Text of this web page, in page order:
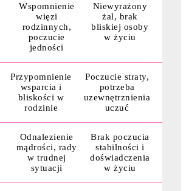
Wspomnienie
więzi
rodzinnych,
poczucie
jedności
Niewyrażony
żal, brak
bliskiej osoby
w życiu
Przypomnienie
wsparcia i
bliskości w
rodzinie
Poczucie straty,
potrzeba
uzewnętrznienia
uczuć
Odnalezienie
mądrości, rady
w trudnej
sytuacji
Brak poczucia
stabilności i
doświadczenia
w życiu